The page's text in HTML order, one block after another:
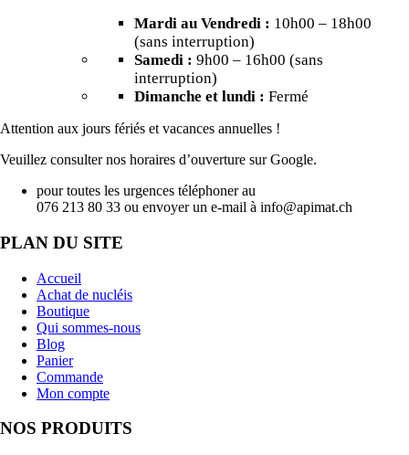
Mardi au Vendredi : 10h00 – 18h00
(sans interruption)
Samedi : 9h00 – 16h00 (sans
interruption)
Dimanche et lundi : Fermé
Attention aux jours fériés et vacances annuelles !
Veuillez consulter nos horaires d’ouverture sur Google.
pour toutes les urgences téléphoner au
076 213 80 33 ou envoyer un e-mail à info@apimat.ch
PLAN DU SITE
Accueil
Achat de nucléis
Boutique
Qui sommes-nous
Blog
Panier
Commande
Mon compte
NOS PRODUITS